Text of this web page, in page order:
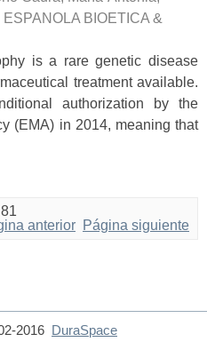
BIOETICA &
is a rare genetic disease
treatment available.
authorization by the
(EMA) in 2014, meaning that
anterior Página siguiente
2016
DuraSpace